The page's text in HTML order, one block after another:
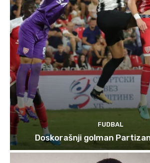
FUDBAL
Doskorašnji golman